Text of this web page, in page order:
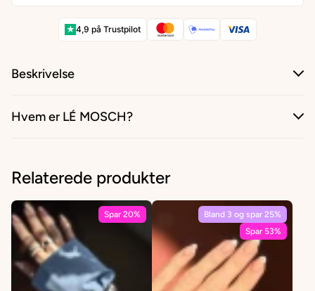
★ 4,9 på Trustpilot
Beskrivelse
Hvem er LÉ MOSCH?
Relaterede produkter
Spar 20%
Bland 3 og spar 25%
Spar 53%